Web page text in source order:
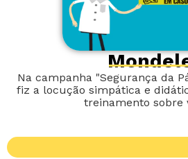
Na campanha "Segurança da
fiz a locução simpática e
treinamento sobre